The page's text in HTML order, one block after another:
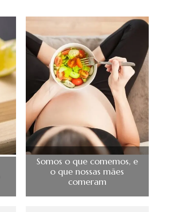
Somos o que comemos, e
o que nossas mães
comeram